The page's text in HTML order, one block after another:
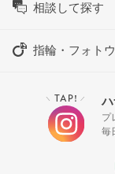
相談して探す
指輪・フォト
＼ TAP! ／
プ
毎